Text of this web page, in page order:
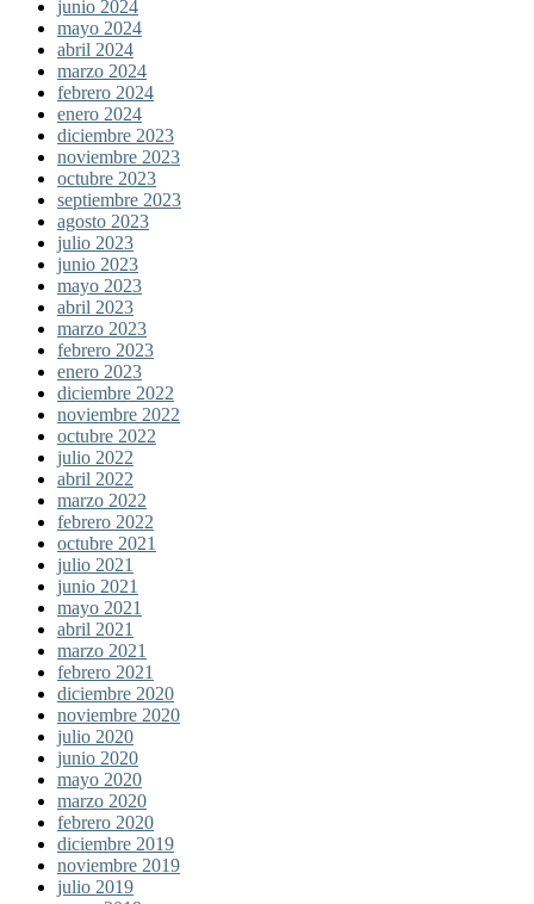
junio 2024
mayo 2024
abril 2024
marzo 2024
febrero 2024
enero 2024
diciembre 2023
noviembre 2023
octubre 2023
septiembre 2023
agosto 2023
julio 2023
junio 2023
mayo 2023
abril 2023
marzo 2023
febrero 2023
enero 2023
diciembre 2022
noviembre 2022
octubre 2022
julio 2022
abril 2022
marzo 2022
febrero 2022
octubre 2021
julio 2021
junio 2021
mayo 2021
abril 2021
marzo 2021
febrero 2021
diciembre 2020
noviembre 2020
julio 2020
junio 2020
mayo 2020
marzo 2020
febrero 2020
diciembre 2019
noviembre 2019
julio 2019